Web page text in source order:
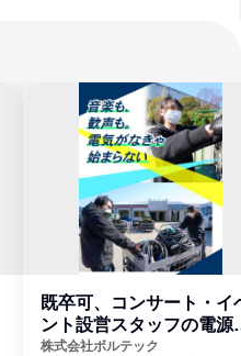
既卒可、コンサート・イ
ント設営スタッフの電源
門
株式会社ボルテック